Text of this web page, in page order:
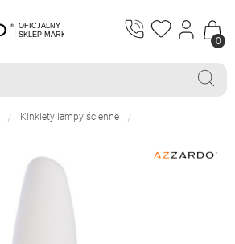
0
Kinkiety lampy ścienne